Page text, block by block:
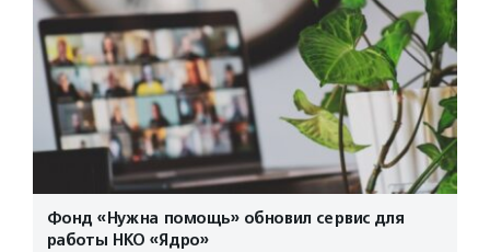
Фонд «Нужна помощь» обновил сервис для
работы НКО «Ядро»